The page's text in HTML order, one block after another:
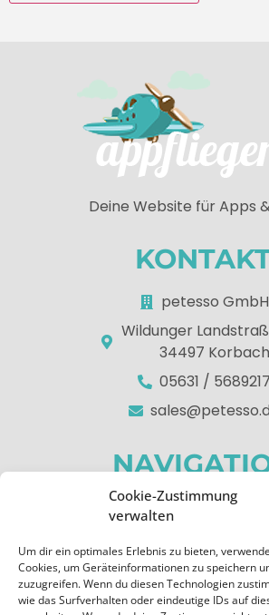
Cookie-Zustimmung
verwalten
Um dir ein optimales Erlebnis zu bieten,
Cookies, um Geräteinformationen zu speichern
zuzugreifen. Wenn du diesen Technologien
wie das Surfverhalten oder eindeutige IDs auf
Deine Website für Apps
petesso GmbH
Wildunger
34497 Korbach
05631 / 5689217
Home
Apps
Kontakt